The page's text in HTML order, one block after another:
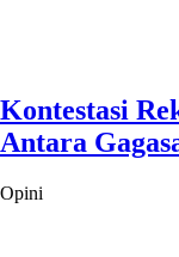
Kontestasi
Antara
Opini